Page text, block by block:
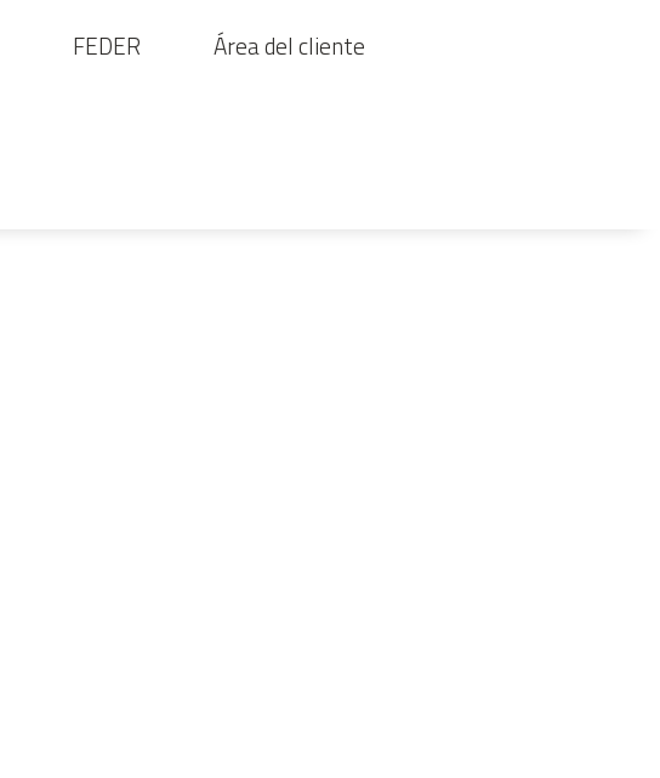
FEDER Área del cliente